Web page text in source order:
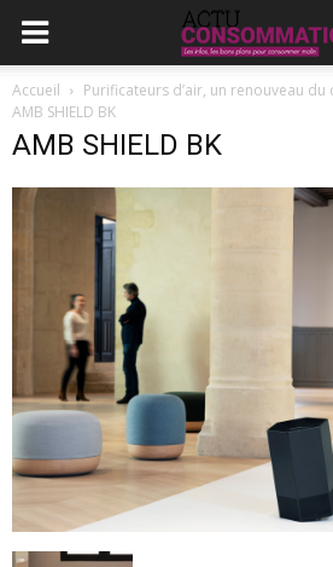
Accueil
Purificateurs d’air, un renouveau
AMB SHIELD BK
AMB SHIELD BK